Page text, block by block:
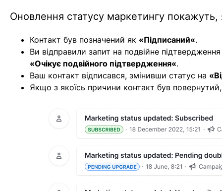
Оновлення статусу маркетингу
Контакт був позначений як «Підписаний«.
Ви відправили запит на подвійне
«Очікує подвійного підтвердження«.
Ваш контакт відписався, змінивши статус на «
Якщо з якоїсь причини контакт був